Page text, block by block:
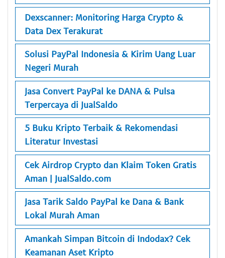
Dexscanner: Monitoring Harga Crypto &
Data Dex Terakurat
Solusi PayPal Indonesia & Kirim Uang Luar
Negeri Murah
Jasa Convert PayPal ke DANA & Pulsa
Terpercaya di JualSaldo
5 Buku Kripto Terbaik & Rekomendasi
Literatur Investasi
Cek Airdrop Crypto dan Klaim Token Gratis
Aman | JualSaldo.com
Jasa Tarik Saldo PayPal ke Dana & Bank
Lokal Murah Aman
Amankah Simpan Bitcoin di Indodax? Cek
Keamanan Aset Kripto